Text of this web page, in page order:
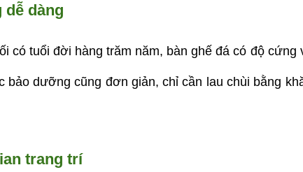
dàng
có tuổi đời hàng trăm năm, bàn ghế đá có độ
bảo dưỡng cũng đơn giản, chỉ cần lau chùi bằng
trang trí